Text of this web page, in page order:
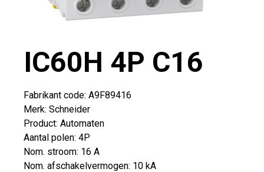
IC60H 4P C16
Fabrikant code: A9F89416
Merk: Schneider
Product: Automaten
Aantal polen: 4P
Nom. stroom: 16 A
Nom. afschakelvermogen: 10 kA